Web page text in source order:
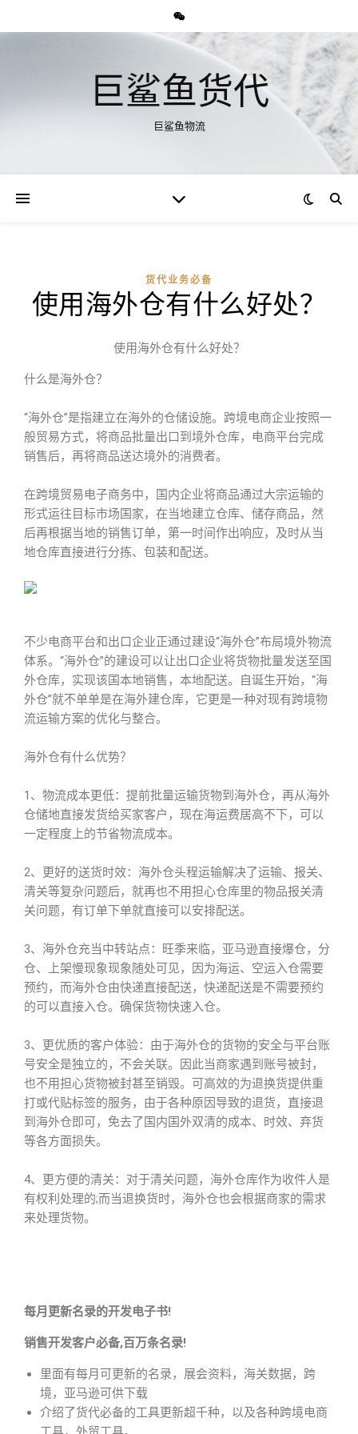
巨鲨鱼货代
巨鲨鱼物流
货代业务必备
使用海外仓有什么好处？
使用海外仓有什么好处？
什么是海外仓？
“海外仓”是指建立在海外的仓储设施。跨境电商企业按照一
般贸易方式，将商品批量出口到境外仓库，电商平台完成
销售后，再将商品送达境外的消费者。
在跨境贸易电子商务中，国内企业将商品通过大宗运输的
形式运往目标市场国家，在当地建立仓库、储存商品，然
后再根据当地的销售订单，第一时间作出响应，及时从当
地仓库直接进行分拣、包装和配送。
不少电商平台和出口企业正通过建设“海外仓”布局境外物流
体系。“海外仓”的建设可以让出口企业将货物批量发送至国
外仓库，实现该国本地销售，本地配送。自诞生开始，“海
外仓”就不单单是在海外建仓库，它更是一种对现有跨境物
流运输方案的优化与整合。
海外仓有什么优势？
1、物流成本更低：提前批量运输货物到海外仓，再从海外
仓储地直接发货给买家客户，现在海运费居高不下，可以
一定程度上的节省物流成本。
2、更好的送货时效：海外仓头程运输解决了运输、报关、
清关等复杂问题后，就再也不用担心仓库里的物品报关清
关问题，有订单下单就直接可以安排配送。
3、海外仓充当中转站点：旺季来临，亚马逊直接爆仓，分
仓、上架慢现象现象随处可见，因为海运、空运入仓需要
预约，而海外仓由快递直接配送，快递配送是不需要预约
的可以直接入仓。确保货物快速入仓。
3、更优质的客户体验：由于海外仓的货物的安全与平台账
号安全是独立的，不会关联。因此当商家遇到账号被封，
也不用担心货物被封甚至销毁。可高效的为退换货提供重
打或代贴标签的服务，由于各种原因导致的退货，直接退
到海外仓即可，免去了国内国外双清的成本、时效、弃货
等各方面损失。
4、更方便的清关：对于清关问题，海外仓库作为收件人是
有权利处理的;而当退换货时，海外仓也会根据商家的需求
来处理货物。
每月更新名录的开发电子书!
销售开发客户必备,百万条名录!
里面有每月可更新的名录，展会资料，海关数据，跨
境，亚马逊可供下载
介绍了货代必备的工具更新超千种，以及各种跨境电商